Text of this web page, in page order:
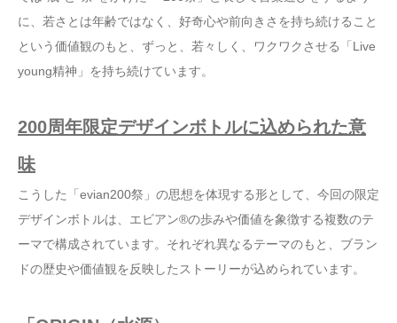
に、若さとは年齢ではなく、好奇心や前向きさを持ち続けること
という価値観のもと、ずっと、若々しく、ワクワクさせる「Live
young精神」を持ち続けています。
200周年限定デザインボトルに込められた意
味
こうした「evian200祭」の思想を体現する形として、今回の限定
デザインボトルは、エビアン®の歩みや価値を象徴する複数のテ
ーマで構成されています。それぞれ異なるテーマのもと、ブラン
ドの歴史や価値観を反映したストーリーが込められています。